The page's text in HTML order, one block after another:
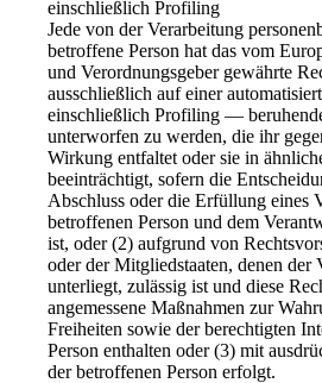
einschließlich Profiling
Jede von der Verarbeitung
betroffene Person hat das vom
und Verordnungsgeber gewährte
ausschließlich auf einer
einschließlich Profiling —
unterworfen zu werden, die ihr
Wirkung entfaltet oder sie in
beeinträchtigt, sofern die
Abschluss oder die Erfüllung eines
betroffenen Person und dem
ist, oder (2) aufgrund von
oder der Mitgliedstaaten, denen der
unterliegt, zulässig ist und diese
angemessene Maßnahmen zur
Freiheiten sowie der berechtigten
Person enthalten oder (3) mit
der betroffenen Person erfolgt.